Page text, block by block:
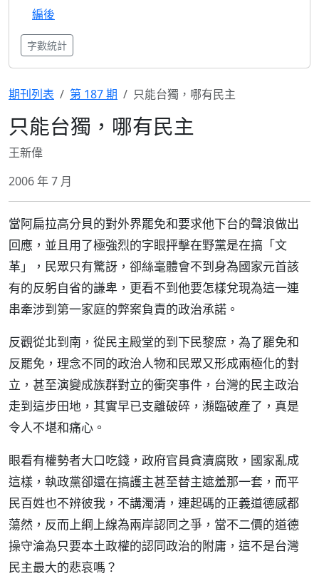
編後
字數統計
期刊列表 第 187 期 只能台獨，哪有民主
只能台獨，哪有民主
王新偉
2006 年 7 月
當阿扁拉高分貝的對外界罷免和要求他下台的聲浪做出
回應，並且用了極強烈的字眼抨擊在野黨是在搞「文
革」，民眾只有驚訝，卻絲毫體會不到身為國家元首該
有的反躬自省的謙卑，更看不到他要怎樣兌現為這一連
串牽涉到第一家庭的弊案負責的政治承諾。
反觀從北到南，從民主殿堂的到下民黎庶，為了罷免和
反罷免，理念不同的政治人物和民眾又形成兩極化的對
立，甚至演變成族群對立的衝突事件，台灣的民主政治
走到這步田地，其實早已支離破碎，瀕臨破產了，真是
令人不堪和痛心。
眼看有權勢者大口吃錢，政府官員貪瀆腐敗，國家亂成
這樣，執政黨卻還在搞護主甚至替主遮羞那一套，而平
民百姓也不辨彼我，不講濁清，連起碼的正義道德感都
蕩然，反而上綱上線為兩岸認同之爭，當不二價的道德
操守淪為只要本土政權的認同政治的附庸，這不是台灣
民主最大的悲哀嗎？